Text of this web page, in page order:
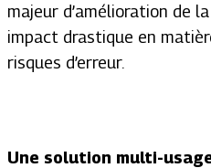
majeur d’amélioration de
impact drastique en
risques d’erreur.
Une solution multi-